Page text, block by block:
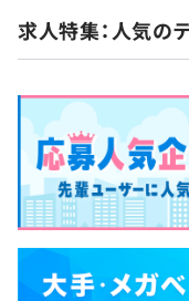
ネスコグループ150名
・JR山手線「神田
・都営新宿線「馬喰
平均残業時間：平均
・完全週休2日制
・年末年始休暇
・有給休暇
・慶弔休暇
・GW休暇
《研修内容》
■Windowsの画面上
ョンの個人開発
■Web上で動作する
の実施 など
【3カ月上級コース】
◎経験者が5割
ソースコードの正確
最終チーム開発以外
ますが、場合により
から、クラウドの
ョンの活用も含め
様の業務を理解し
システム構築を
を身につけることができま
DATA intra-mart
けています。レガ
マイグレーション
客様の要求に合わ
守までを含むワン
求人特集：人気の